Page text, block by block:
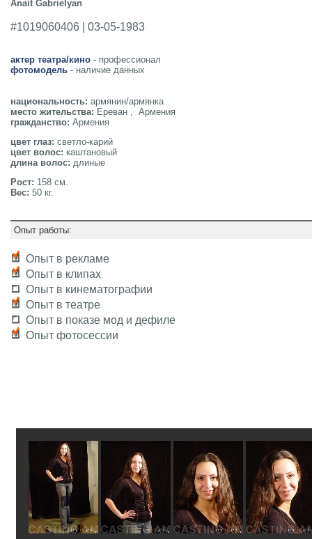
Anait Gabrielyan
#1019060406 | 03-05-1983
актер театра/кино - профессионал
фотомодель - наличие данных
национальность: армянин/армянка
место жительства: Ереван , Армения
гражданство: Армения
цвет глаз: светло-карий
цвет волос: каштановый
длина волос: длиные
Рост: 158 см.
Вес: 50 кг.
Опыт работы:
Опыт в рекламе
Опыт в клипах
Опыт в кинематографии
Опыт в театре
Опыт в показе мод и дефиле
Опыт фотосессии